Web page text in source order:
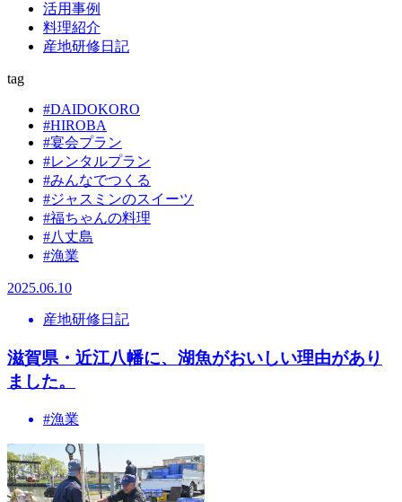
活用事例
料理紹介
産地研修日記
tag
#DAIDOKORO
#HIROBA
#宴会プラン
#レンタルプラン
#みんなでつくる
#ジャスミンのスイーツ
#福ちゃんの料理
#八丈島
#漁業
2025.06.10
産地研修日記
滋賀県・近江八幡に、湖魚がおいしい理由があり
ました。
#漁業